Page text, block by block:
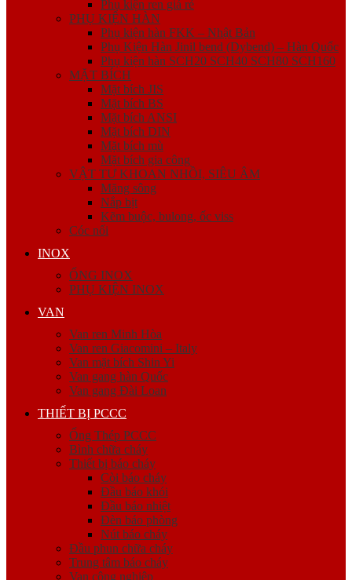
Phụ kiện ren giá rẻ
PHỤ KIỆN HÀN
Phụ kiện hàn FKK – Nhật Bản
Phụ Kiện Hàn Jinil bend (Dybend) – Hàn Quốc
Phụ kiện hàn SCH20 SCH40 SCH80 SCH160
MẶT BÍCH
Mặt bích JIS
Mặt bích BS
Mặt bích ANSI
Mặt bích DIN
Mặt bích mù
Mặt bích gia công
VẬT TƯ KHOAN NHỒI, SIÊU ÂM
Măng sông
Nắp bịt
Kẽm buộc, bulong, ốc viss
Cóc nối
INOX
ỐNG INOX
PHỤ KIỆN INOX
VAN
Van ren Minh Hòa
Van ren Giacomini – Italy
Van mặt bích Shin Yi
Van gang hàn Quốc
Van gang Đài Loan
THIẾT BỊ PCCC
Ống Thép PCCC
Bình chữa cháy
Thiết bị báo cháy
Còi báo cháy
Đầu báo khói
Đầu báo nhiệt
Đèn báo phòng
Nút báo cháy
Đầu phun chữa cháy
Trung tâm báo cháy
Van công nghiệp